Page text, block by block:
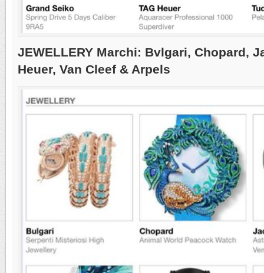
JEWELLERY Marchi: Bvlgari, Chopard,
Heuer, Van Cleef & Arpels